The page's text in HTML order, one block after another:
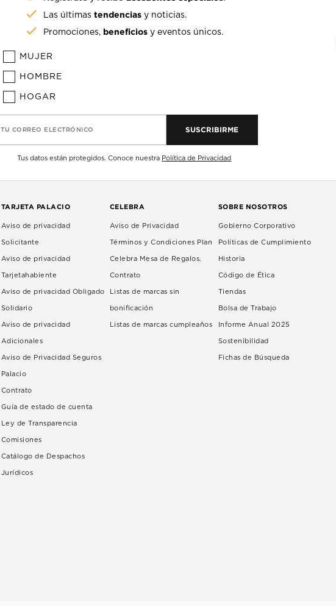
Las últimastendencias y noticias.
Promociones, beneficios y eventos únicos.
MUJER
HOMBRE
HOGAR
TU CORREO ELECTRÓNICO SUSCRIBIRME
Tus datos están protegidos. Conoce nuestra Política de Privacidad
TARJETA PALACIO
Aviso de privacidad
Solicitante
Aviso de privacidad
Tarjetahabiente
Aviso de privacidad Obligado
Solidario
Aviso de privacidad
Adicionales
Aviso de Privacidad Seguros
Palacio
Contrato
Guía de estado de cuenta
Ley de Transparencia
Comisiones
Catálogo de Despachos
Jurídicos
CELEBRA
Aviso de Privacidad
Términos y Condiciones Plan
Celebra Mesa de Regalos.
Contrato
Listas de marcas sin
bonificación
Listas de marcas cumpleaños
SOBRE NOSOTROS
Gobierno Corporativo
Políticas de Cumplimiento
Historia
Código de Ética
Tiendas
Bolsa de Trabajo
Informe Anual 2025
Sostenibilidad
Fichas de Búsqueda